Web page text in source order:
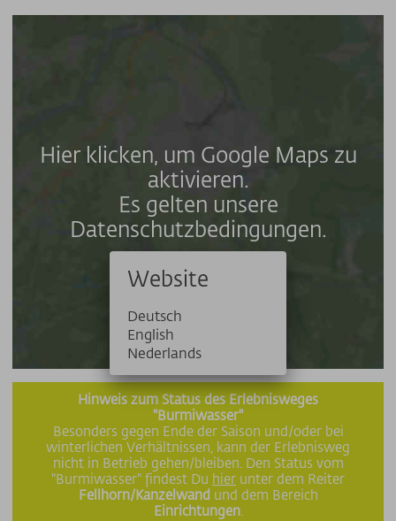
Hier klicken, um Google Maps zu
aktivieren.
Es gelten unsere
Datenschutzbedingungen.
Hinweis zum Status des Erlebnisweges
"Burmiwasser"
Besonders gegen Ende der Saison und/oder bei
winterlichen Verhältnissen, kann der Erlebnisweg
nicht in Betrieb gehen/bleiben. Den Status vom
"Burmiwasser" findest Du hier unter dem Reiter
Fellhorn/Kanzelwand und dem Bereich
Einrichtungen.
Website
Deutsch
English
Nederlands